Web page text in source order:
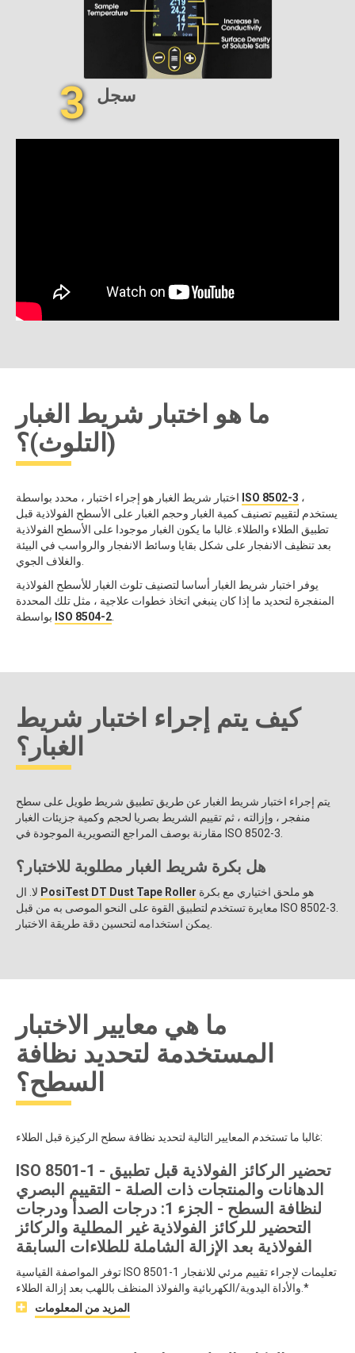
3 سجل
ما هو اختبار شريط الغبار
(التلوث)؟
ISO 8502-3 ،
يستخدم لتقييم تصنيف كمية الغبار وحجم الغبار على الأسطح الفولاذية قبل
تطبيق الطلاء والطلاء. غالبا ما يكون الغبار موجودا على الأسطح الفولاذية
بعد تنظيف الانفجار على شكل بقايا وسائط الانفجار والرواسب في البيئة
يوفر اختبار شريط الغبار أساسا لتصنيف تلوث الغبار للأسطح الفولاذية
المنفجرة لتحديد ما إذا كان ينبغي اتخاذ خطوات علاجية ، مثل تلك المحددة
ISO 8504-2
كيف يتم إجراء اختبار شريط
الغبار؟
يتم إجراء اختبار شريط الغبار عن طريق تطبيق شريط طويل على سطح
منفجر ، وإزالته ، ثم تقييم الشريط بصريا لحجم وكمية جزيئات الغبار
مقارنة بوصف المراجع التصويرية الموجودة في ISO 8502-3.
هل بكرة شريط الغبار مطلوبة للاختبار؟
PosiTest DT Dust Tape Roller
معايرة تستخدم لتطبيق القوة على النحو الموصى به من قبل ISO 8502-3.
ما هي معايير الاختبار
المستخدمة لتحديد نظافة
السطح؟
غالبا ما تستخدم المعايير التالية لتحديد نظافة سطح الركيزة قبل الطلاء:
ISO 8501-1 - تحضير الركائز الفولاذية قبل تطبيق
الدهانات والمنتجات ذات الصلة - التقييم البصري
لنظافة السطح - الجزء 1: درجات الصدأ ودرجات
التحضير للركائز الفولاذية غير المطلية والركائز
الفولاذية بعد الإزالة الشاملة للطلاءات السابقة
توفر المواصفة القياسية ISO 8501-1 تعليمات لإجراء تقييم مرئي للانفجار
والأداة اليدوية/الكهربائية والفولاذ المنظف باللهب بعد إزالة الطلاء.*
المزيد من المعلومات